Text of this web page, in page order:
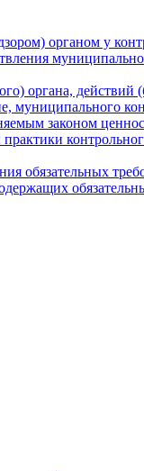
органом у
органа, действий
муниципального
законом
обязательных